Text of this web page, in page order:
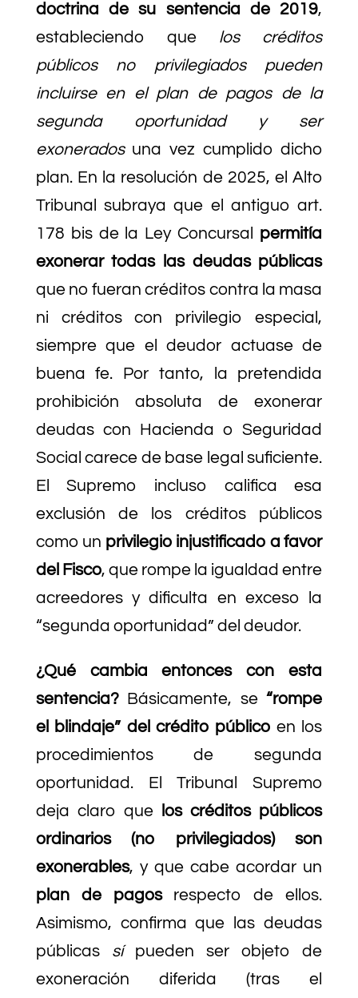
doctrina de su sentencia de 2019,
estableciendo que los créditos
públicos no privilegiados pueden
incluirse en el plan de pagos de la
segunda oportunidad y ser
exoneradosuna vez cumplido dicho
plan. En la resolución de 2025, el Alto
Tribunal subraya que el antiguo art.
178 bis de la Ley Concursal permitía
exonerar todas las deudas públicas
que no fueran créditos contra la masa
ni créditos con privilegio especial,
siempre que el deudor actuase de
buena fe. Por tanto, la pretendida
prohibición absoluta de exonerar
deudas con Hacienda o Seguridad
Social carece de base legal suficiente.
El Supremo incluso califica esa
exclusión de los créditos públicos
como un privilegio injustificado a favor
del Fisco, que rompe la igualdad entre
acreedores y dificulta en exceso la
“segunda oportunidad” del deudor.
¿Qué cambia entonces con esta
sentencia?Básicamente, se“rompe
el blindaje” del crédito público en los
procedimientos de segunda
oportunidad. El Tribunal Supremo
deja claro que
los créditos públicos
ordinarios (no privilegiados) son
exonerables, y que cabe acordar un
plan de pagosrespecto de ellos.
Asimismo, confirma que las deudas
públicas sípueden ser objeto de
exoneración diferida (tras el